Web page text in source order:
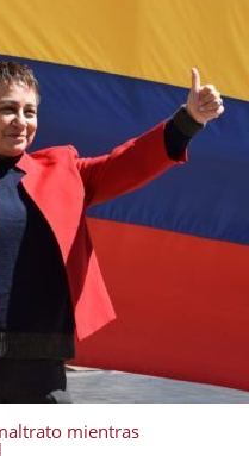
mientras